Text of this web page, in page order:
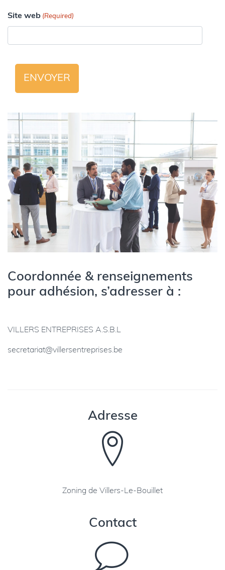
Site web (Required)
Coordonnée & renseignements
pour adhésion, s’adresser à :
VILLERS ENTREPRISES A.S.B.L
secretariat@villersentreprises.be
Adresse
Zoning de Villers-Le-Bouillet
Contact